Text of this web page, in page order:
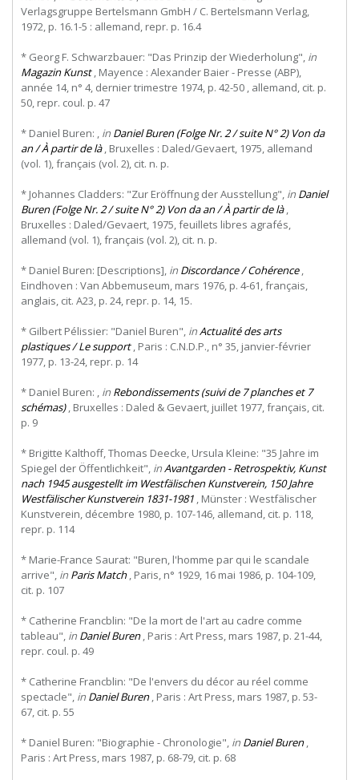
Verlagsgruppe Bertelsmann GmbH / C. Bertelsmann Verlag,
1972, p. 16.1-5 : allemand, repr. p. 16.4
* Georg F. Schwarzbauer: "Das Prinzip der Wiederholung", in
Magazin Kunst, Mayence : Alexander Baier - Presse (ABP),
année 14, n° 4, dernier trimestre 1974, p. 42-50 , allemand, cit. p.
50, repr. coul. p. 47
* Daniel Buren: , in Daniel Buren (Folge Nr. 2 / suite N° 2) Von da
an / À partir de là, Bruxelles : Daled/Gevaert, 1975, allemand
(vol. 1), français (vol. 2), cit. n. p.
* Johannes Cladders: "Zur Eröffnung der Ausstellung", in Daniel
Buren (Folge Nr. 2 / suite N° 2) Von da an / À partir de là,
Bruxelles : Daled/Gevaert, 1975, feuillets libres agrafés,
allemand (vol. 1), français (vol. 2), cit. n. p.
* Daniel Buren: [Descriptions], in Discordance / Cohérence,
Eindhoven : Van Abbemuseum, mars 1976, p. 4-61, français,
anglais, cit. A23, p. 24, repr. p. 14, 15.
* Gilbert Pélissier: "Daniel Buren", inActualité des arts
plastiques / Le support, Paris : C.N.D.P., n° 35, janvier-février
1977, p. 13-24, repr. p. 14
* Daniel Buren: , in Rebondissements (suivi de 7 planches et 7
schémas), Bruxelles : Daled & Gevaert, juillet 1977, français, cit.
p. 9
* Brigitte Kalthoff, Thomas Deecke, Ursula Kleine: "35 Jahre im
Spiegel der Öffentlichkeit", inAvantgarden - Retrospektiv, Kunst
nach 1945 ausgestellt im Westfälischen Kunstverein, 150 Jahre
Westfälischer Kunstverein 1831-1981 , Münster : Westfälischer
Kunstverein, décembre 1980, p. 107-146, allemand, cit. p. 118,
repr. p. 114
* Marie-France Saurat: "Buren, l'homme par qui le scandale
arrive", in Paris Match, Paris, n° 1929, 16 mai 1986, p. 104-109,
cit. p. 107
* Catherine Francblin: "De la mort de l'art au cadre comme
tableau", in Daniel Buren, Paris : Art Press, mars 1987, p. 21-44,
repr. coul. p. 49
* Catherine Francblin: "De l'envers du décor au réel comme
spectacle", in Daniel Buren, Paris : Art Press, mars 1987, p. 53-
67, cit. p. 55
* Daniel Buren: "Biographie - Chronologie", in Daniel Buren,
Paris : Art Press, mars 1987, p. 68-79, cit. p. 68